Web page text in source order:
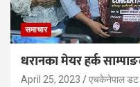
समाचार
धरानका मेयर हर्क
April 25, 2023 एचकेनेपाल